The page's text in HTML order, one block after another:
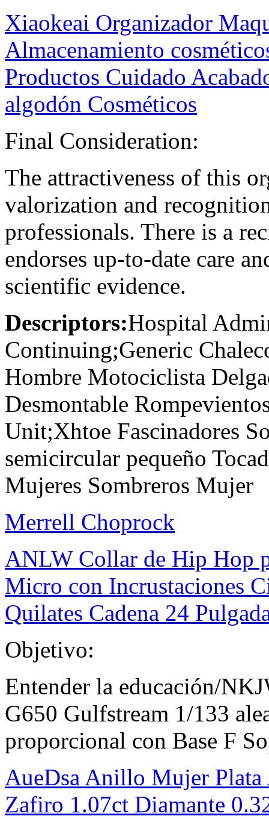
Xiaokeai Organizador
Almacenamiento
Productos Cuidado
algodón Cosméticos
Final Consideration:
The attractiveness of this
valorization and
professionals. There is a
endorses up-to-date care
scientific evidence.
Descriptors:Hospital
Continuing;Generic
Hombre Motociclista
Desmontable
Unit;Xhtoe Fascinadores
semicircular pequeño
Mujeres Sombreros Mujer
Merrell Choprock
ANLW Collar de Hip Hop
Micro con Incrustaciones
Quilates Cadena 24
Objetivo:
Entender la educación/
G650 Gulfstream 1/133
proporcional con Base F
AueDsa Anillo Mujer
Zafiro 1.07ct Diamante